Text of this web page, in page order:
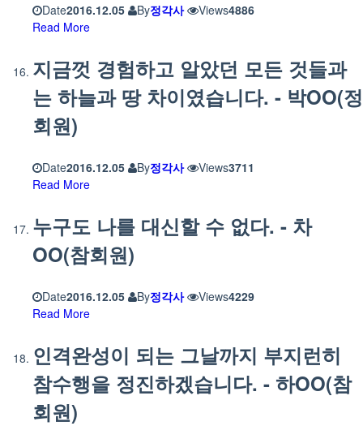
Date2016.12.05 By정각사 Views4886
Read More
지금껏 경험하고 알았던 모든 것들과
는 하늘과 땅 차이였습니다. - 박OO(정
회원)
Date2016.12.05 By정각사 Views3711
Read More
누구도 나를 대신할 수 없다. - 차
OO(참회원)
Date2016.12.05 By정각사 Views4229
Read More
인격완성이 되는 그날까지 부지런히
참수행을 정진하겠습니다. - 하OO(참
회원)